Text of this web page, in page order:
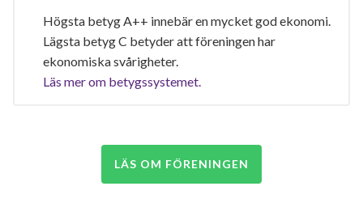
Högsta betyg A++ innebär en mycket god ekonomi.
Lägsta betyg C betyder att föreningen har
ekonomiska svårigheter.
Läs mer om betygssystemet.
LÄS OM FÖRENINGEN